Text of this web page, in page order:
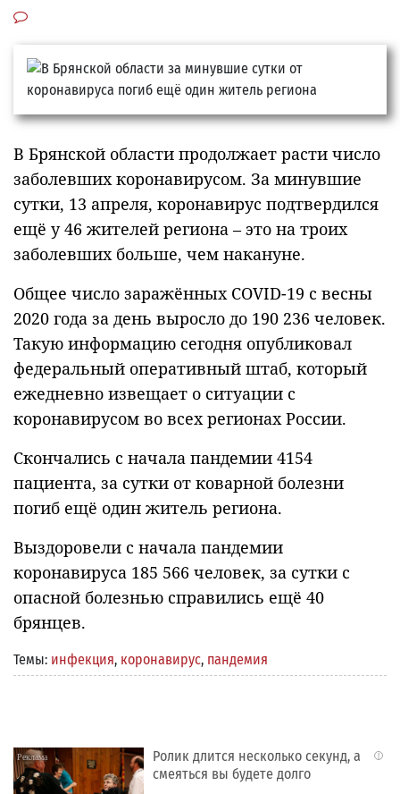
В Брянской области продолжает расти число
заболевших коронавирусом. За минувшие
сутки, 13 апреля, коронавирус подтвердился
ещё у 46 жителей региона – это на троих
заболевших больше, чем накануне.
Общее число заражённых COVID-19 с весны
2020 года за день выросло до 190 236 человек.
Такую информацию сегодня опубликовал
федеральный оперативный штаб, который
ежедневно извещает о ситуации с
коронавирусом во всех регионах России.
Скончались с начала пандемии 4154
пациента, за сутки от коварной болезни
погиб ещё один житель региона.
Выздоровели с начала пандемии
коронавируса 185 566 человек, за сутки с
опасной болезнью справились ещё 40
брянцев.
Темы: инфекция, коронавирус, пандемия
i
Ролик длится несколько секунд, а
смеяться вы будете долго